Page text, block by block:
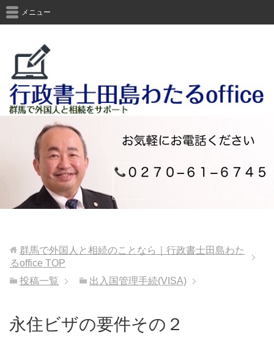
メニュー
群馬で外国人と相続のことなら｜行政書士田島わた
るoffice TOP
投稿一覧
出入国管理手続(VISA)
永住ビザの要件その２